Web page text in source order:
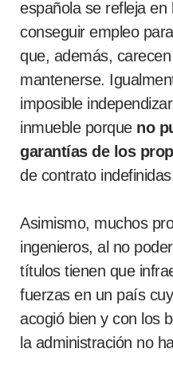
española se refleja en
conseguir empleo
que, además,
mantenerse.
imposible
inmueble porque no
garantías de los
de contrato
Asimismo, muchos
ingenieros, al no
títulos tienen que
fuerzas en un país
acogió bien y con los
la administración no